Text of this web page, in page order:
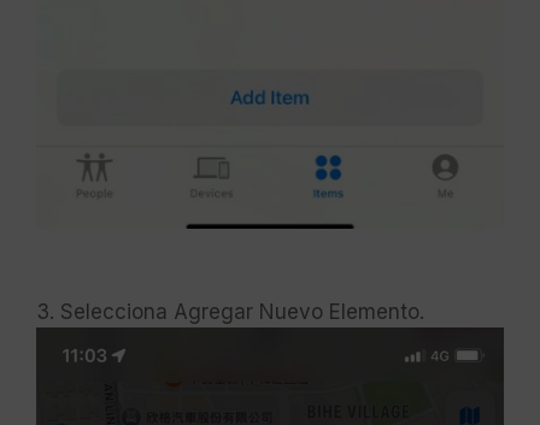
3. Selecciona Agregar Nuevo Elemento.